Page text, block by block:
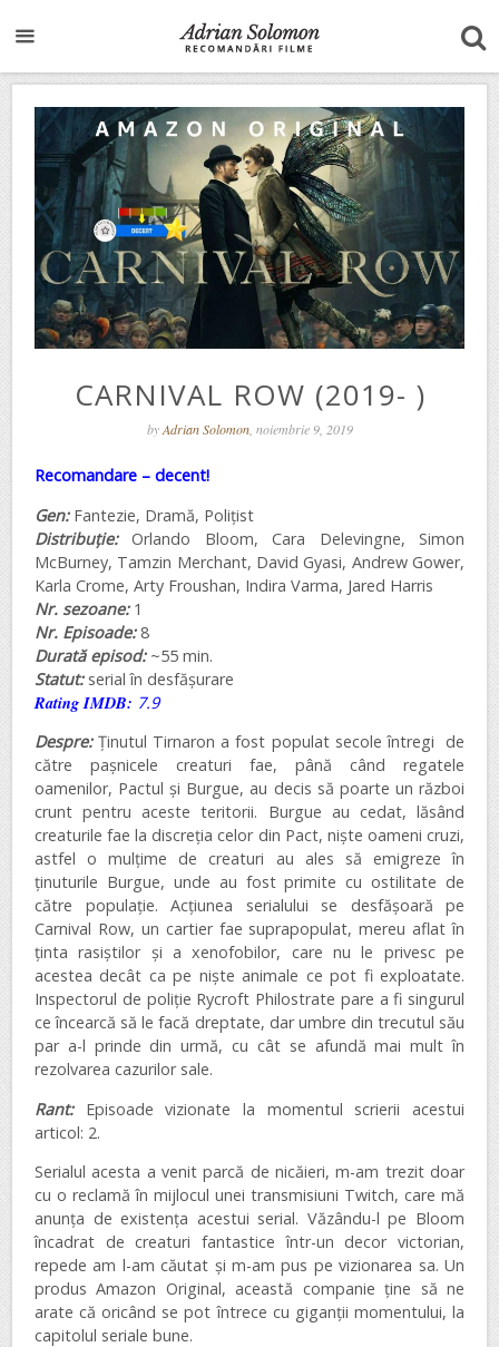
CARNIVAL ROW (2019- )
byAdrian Solomon, noiembrie 9, 2019
Recomandare – decent!
Gen:Fantezie, Dramă, Polițist
Distribuție:Orlando Bloom, Cara Delevingne, Simon
McBurney, Tamzin Merchant, David Gyasi, Andrew Gower,
Karla Crome, Arty Froushan, Indira Varma, Jared Harris
Nr. sezoane:1
Nr. Episoade:8
Durată episod:~55 min.
Statut:serial în desfășurare
Rating IMDB: 7.9
Despre:Ținutul Tirnaron a fost populat secole întregi de
către pașnicele creaturi fae, până când regatele
oamenilor, Pactul și Burgue, au decis să poarte un război
crunt pentru aceste teritorii. Burgue au cedat, lăsând
creaturile fae la discreția celor din Pact, niște oameni cruzi,
astfel o mulțime de creaturi au ales să emigreze în
ținuturile Burgue, unde au fost primite cu ostilitate de
către populație. Acțiunea serialului se desfășoară pe
Carnival Row, un cartier fae suprapopulat, mereu aflat în
ținta rasiștilor și a xenofobilor, care nu le privesc pe
acestea decât ca pe niște animale ce pot fi exploatate.
Inspectorul de poliție Rycroft Philostrate pare a fi singurul
ce încearcă să le facă dreptate, dar umbre din trecutul său
par a-l prinde din urmă, cu cât se afundă mai mult în
rezolvarea cazurilor sale.
Rant: Episoade vizionate la momentul scrierii acestui
articol: 2.
Serialul acesta a venit parcă de nicăieri, m-am trezit doar
cu o reclamă în mijlocul unei transmisiuni Twitch, care mă
anunța de existența acestui serial. Văzându-l pe Bloom
încadrat de creaturi fantastice într-un decor victorian,
repede am l-am căutat și m-am pus pe vizionarea sa. Un
produs Amazon Original, această companie ține să ne
arate că oricând se pot întrece cu giganții momentului, la
capitolul seriale bune.